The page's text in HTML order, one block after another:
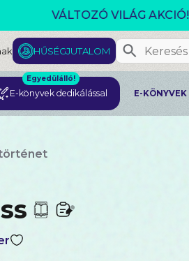
AKÁR 25%
HŰSÉGJUTALOM
E-könyvek dedikálással
Egyedülálló!
E-KÖNYVEK